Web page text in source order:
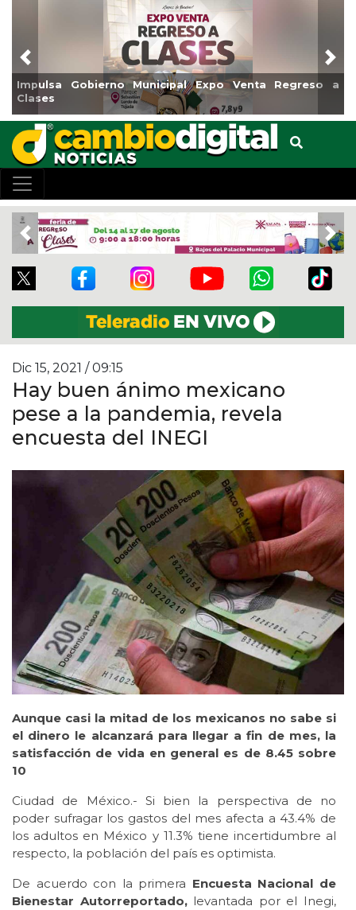
a
Reabrirá Coatzacoalcos la Alberca Semiolímpica
Centro
Previous
Previous
Dic 15, 2021 / 09:15
Hay buen ánimo mexicano
pese a la pandemia, revela
encuesta del INEGI
Aunque casi la mitad de los mexicanos no sabe si
el dinero le alcanzará para llegar a fin de mes, la
satisfacción de vida en general es de 8.45 sobre
10
Ciudad de México.- Si bien la perspectiva de no
poder sufragar los gastos del mes afecta a 43.4% de
los adultos en México y 11.3% tiene incertidumbre al
respecto, la población del país es optimista.
De acuerdo con la primera Encuesta Nacional de
Bienestar Autorreportado,levantada por el Inegi,